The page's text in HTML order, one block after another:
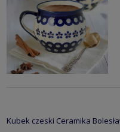
Kubek czeski Ceramika